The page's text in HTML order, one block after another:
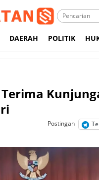
DAERAH POLITIK
Postingan